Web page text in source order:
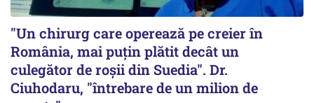
"Un chirurg care operează pe creier în
România, mai puțin plătit decât un
culegător de roșii din Suedia". Dr.
Ciuhodaru, "întrebare de un milion de